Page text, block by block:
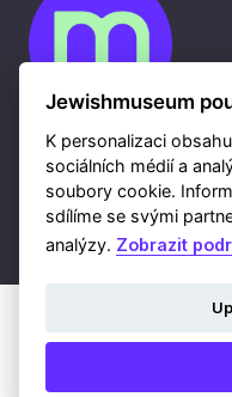
Cookies
Ochrana osobních údajů
Whistleblowing
Kontakty
Mapa webu
Webdesign a hosting Nux
Jewishmuseum
K personalizaci
sociálních médií a
soubory cookie.
sdílíme se svými
analýzy. Zobrazit